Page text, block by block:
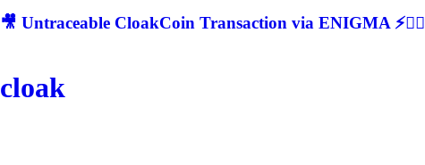
🎥 Untraceable CloakCoin Transaction via ENIGMA ⚡🕵‍♂
cloak